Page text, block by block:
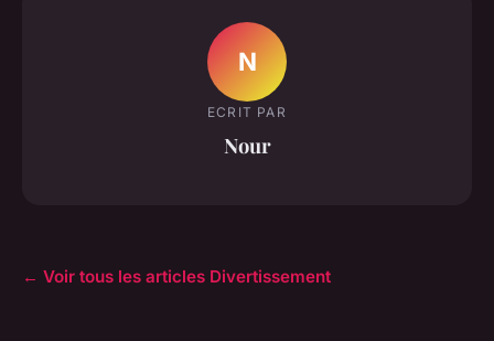
N
ECRIT PAR
Nour
← Voir tous les articles Divertissement